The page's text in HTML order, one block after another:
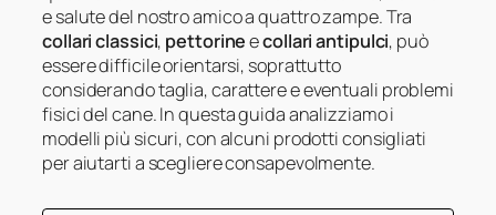
e salute del nostro amico a quattro zampe. Tra
collari classici, pettorineecollari antipulci, può
essere difficile orientarsi, soprattutto
considerando taglia, carattere e eventuali problemi
fisici del cane. In questa guida analizziamo i
modelli più sicuri, con alcuni prodotti consigliati
per aiutarti a scegliere consapevolmente.